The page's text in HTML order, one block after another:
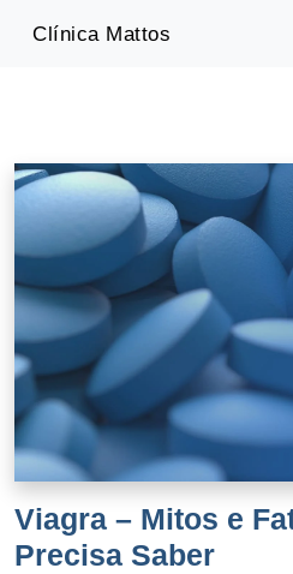
Clínica Mattos
Viagra – Mitos e
Precisa Saber